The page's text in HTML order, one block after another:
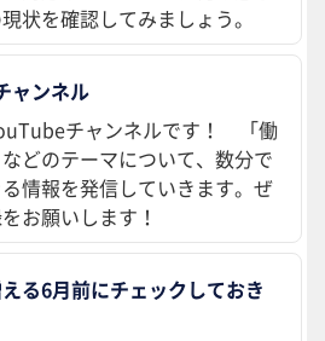
状を確認してみましょう。
ャンネル
チャンネルです！ 「働
どのテーマについて、数分で
情報を発信していきます。ぜ
お願いします！
る6月前にチェックしておき